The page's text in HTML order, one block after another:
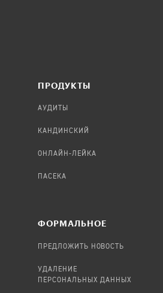
ПРОДУКТЫ
АУДИТЫ
КАНДИНСКИЙ
ОНЛАЙН-ЛЕЙКА
ПАСЕКА
ФОРМАЛЬНОЕ
ПРЕДЛОЖИТЬ НОВОСТЬ
УДАЛЕНИЕ
ПЕРСОНАЛЬНЫХ ДАННЫХ